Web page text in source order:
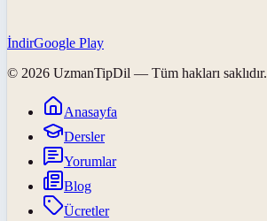
İndirGoogle Play
© 2026 UzmanTipDil — Tüm hakları saklıdır.
Anasayfa
Dersler
Yorumlar
Blog
Ücretler